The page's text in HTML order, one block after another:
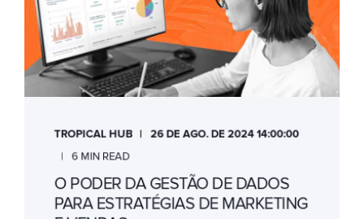
TROPICAL HUB 26 DE AGO. DE 2024 14:00:00
6 MIN READ
O PODER DA GESTÃO DE DADOS
PARA ESTRATÉGIAS DE MARKETING